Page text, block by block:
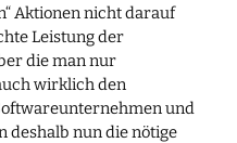
Aktionen nicht darauf
Leistung der
die man nur
wirklich den
und
deshalb nun die nötige